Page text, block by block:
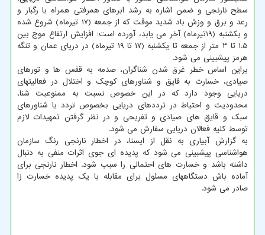
سطح نارنجی و ضمن اشاره به رشد ابرهای همرفتی همراه با رگبار و
رعد و برق و وزش باد شدید موقت که از جمعه (17 تیرماه) شروع شده
و یکشنبه (19تیرماه) آخر می یابد، آورده است: افزایش ارتفاع موج بین
1.5 تا 3 متر از جمعه تا یکشنبه (۱۷ تا ۱۹ تیرماه) در دریای عمان و تنگه
هرمز پیشبینی می شود.
براین اساس خطر غرق شدن شناگران، صدمه به قفس ها و تورهای
صیادی، خسارت به قایق و شناورهای کوچک و اختلال در فعالیتهای
دریایی وجود دارد که در این خصوص نسبت به ممنوعیت شنا،
محدودیت و احتیاط در ترددهای دریایی بخصوص تردد با شناورهای
سبک و قایق های صیادی و تفریحی و در نظر گرفتن تمهیدات لازم
توسط کلیه فعالان دریایی سفارش می شود.
به گزارش آبیاری به نقل از ایسنا، در اخطار نارنجی رنگ سازمان
هواشناسی پیشبینی می شود که پدیده ای جوی اثرات منفی به دنبال
داشته باشد و خسارت های احتمالی را سبب شود. اخطار نارنجی برای
آماده باش دستگاههای مسئول برای مقابله با یک پدیده خسارت زا
صادر می شود.